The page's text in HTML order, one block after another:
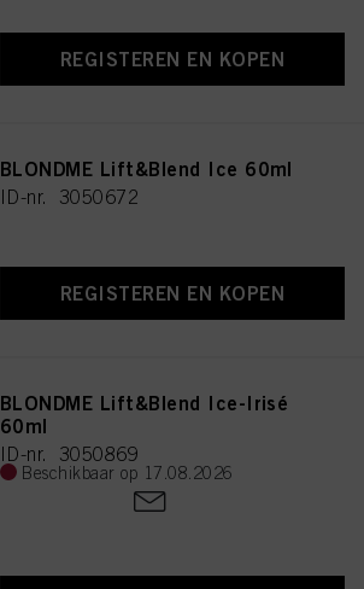
REGISTEREN EN KOPEN
BLONDME Lift&Blend Ice 60ml
ID-nr. 3050672
REGISTEREN EN KOPEN
BLONDME Lift&Blend Ice-Irisé
60ml
ID-nr. 3050869
Beschikbaar op 17.08.2026